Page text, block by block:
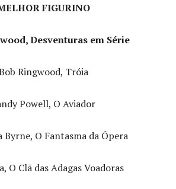
FIGURINO
Desventuras em Série
Ringwood, Tróia
Powell, O Aviador
Byrne, O Fantasma da Ópera
O Clã das Adagas Voadoras